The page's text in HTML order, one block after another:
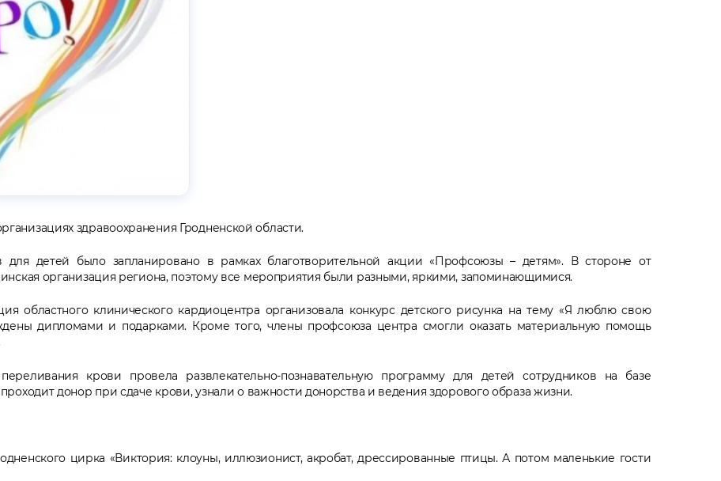
здравоохранения Гродненской области.
детей было запланировано в рамках благотворительной акции «Профсоюзы – детям». В стороне от
организация региона, поэтому все мероприятия были разными, яркими, запоминающимися.
областного клинического кардиоцентра организовала конкурс детского рисунка на тему «Я люблю свою
дипломами и подарками. Кроме того, члены профсоюза центра смогли оказать материальную помощь
крови провела развлекательно-познавательную программу для детей сотрудников на базе
донор при сдаче крови, узнали о важности донорства и ведения здорового образа жизни.
цирка «Виктория: клоуны, иллюзионист, акробат, дрессированные птицы. А потом маленькие гости